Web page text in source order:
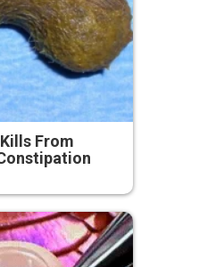
From